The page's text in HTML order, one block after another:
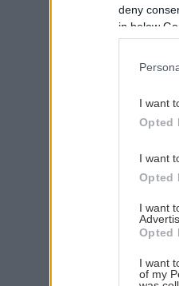
deny
in below
I want
Opted
I want
Opted
I want
Opted
I want
of my